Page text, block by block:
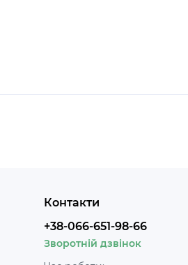
Контакти
+38-066-651-98-66
Зворотній дзвінок